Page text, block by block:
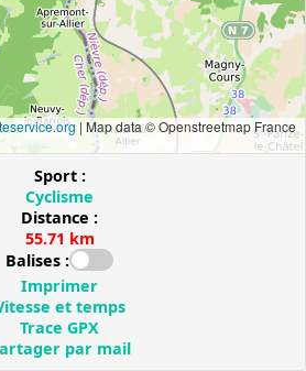
| Map data © Openstreetmap France
Sport :
Cyclisme
Distance :
55.71 km
Balises :
Imprimer
et temps
Trace GPX
par mail